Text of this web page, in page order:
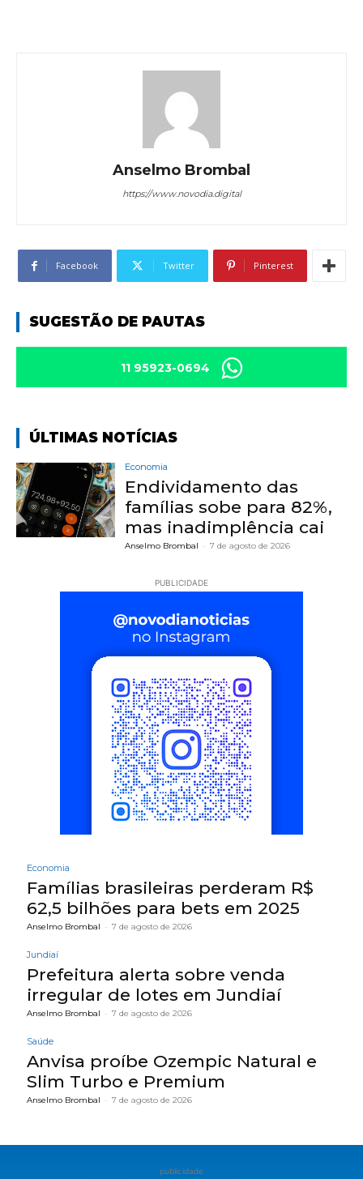
Anselmo Brombal
https://www.novodia.digital
Facebook Twitter Pinterest
SUGESTÃO DE PAUTAS
11 95923-0694
ÚLTIMAS NOTÍCIAS
Economia
Endividamento das
famílias sobe para 82%,
mas inadimplência cai
Anselmo Brombal - 7 de agosto de 2026
PUBLICIDADE
Economia
Famílias brasileiras perderam R$
62,5 bilhões para bets em 2025
Anselmo Brombal - 7 de agosto de 2026
Jundiaí
Prefeitura alerta sobre venda
irregular de lotes em Jundiaí
Anselmo Brombal - 7 de agosto de 2026
Saúde
Anvisa proíbe Ozempic Natural e
Slim Turbo e Premium
Anselmo Brombal - 7 de agosto de 2026
publicidade